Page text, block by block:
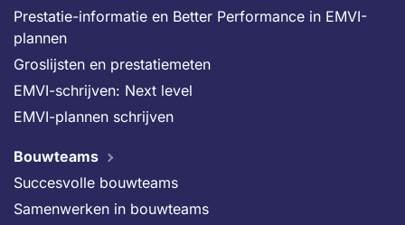
Prestatie-informatie en Better Performance in EMVI-
plannen
Groslijsten en prestatiemeten
EMVI-schrijven: Next level
EMVI-plannen schrijven
Bouwteams
Succesvolle bouwteams
Samenwerken in bouwteams